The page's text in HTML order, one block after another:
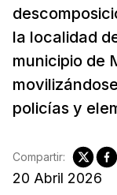
la localidad
municipio de
policías y
20 Abril 2026
Compartir: